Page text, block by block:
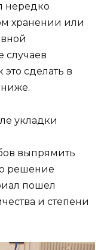
нередко
хранении или
случаев
сделать в
укладки
выпрямить
решение
пошел
и степени